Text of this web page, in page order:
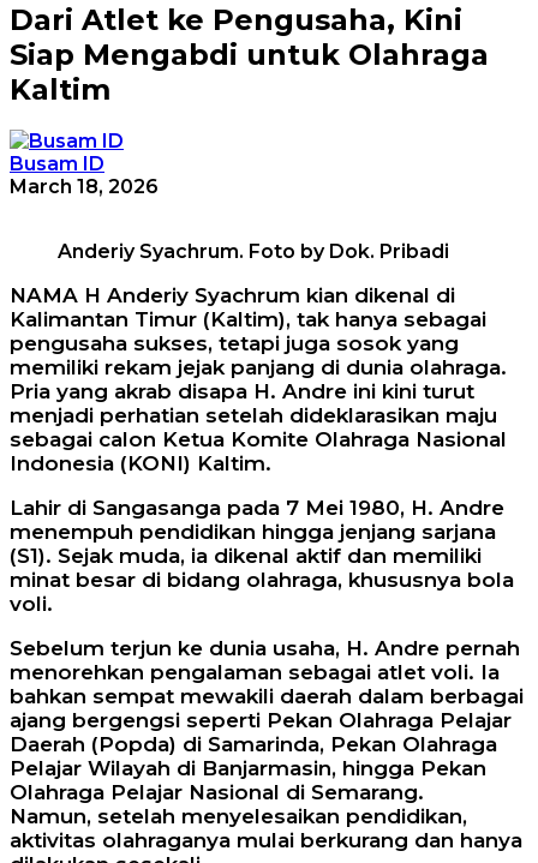
Dari Atlet ke Pengusaha, Kini
Siap Mengabdi untuk Olahraga
Kaltim
Busam ID
March 18, 2026
Anderiy Syachrum. Foto by Dok. Pribadi
NAMA H Anderiy Syachrum kian dikenal di
Kalimantan Timur (Kaltim), tak hanya sebagai
pengusaha sukses, tetapi juga sosok yang
memiliki rekam jejak panjang di dunia olahraga.
Pria yang akrab disapa H. Andre ini kini turut
menjadi perhatian setelah dideklarasikan maju
sebagai calon Ketua Komite Olahraga Nasional
Indonesia (KONI) Kaltim.
Lahir di Sangasanga pada 7 Mei 1980, H. Andre
menempuh pendidikan hingga jenjang sarjana
(S1). Sejak muda, ia dikenal aktif dan memiliki
minat besar di bidang olahraga, khususnya bola
voli.
Sebelum terjun ke dunia usaha, H. Andre pernah
menorehkan pengalaman sebagai atlet voli. Ia
bahkan sempat mewakili daerah dalam berbagai
ajang bergengsi seperti Pekan Olahraga Pelajar
Daerah (Popda) di Samarinda, Pekan Olahraga
Pelajar Wilayah di Banjarmasin, hingga Pekan
Olahraga Pelajar Nasional di Semarang.
Namun, setelah menyelesaikan pendidikan,
aktivitas olahraganya mulai berkurang dan hanya